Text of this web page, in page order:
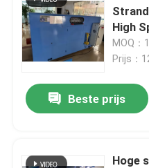
High
MOQ：
Prijs：
Beste prijs
Hoge